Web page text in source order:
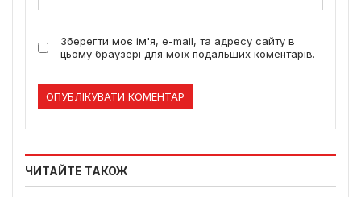
Зберегти моє ім'я, e-mail, та адресу сайту в
цьому браузері для моїх подальших коментарів.
ЧИТАЙТЕ ТАКОЖ